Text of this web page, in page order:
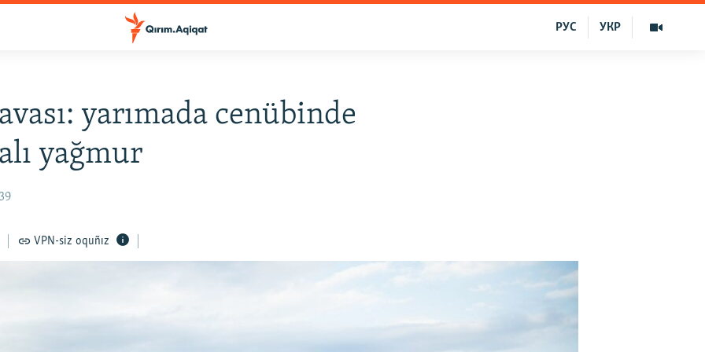
УКР
РУС
yarımada cenübinde
yağmur
VPN-siz oquñız